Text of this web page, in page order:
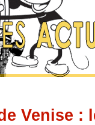
Venise